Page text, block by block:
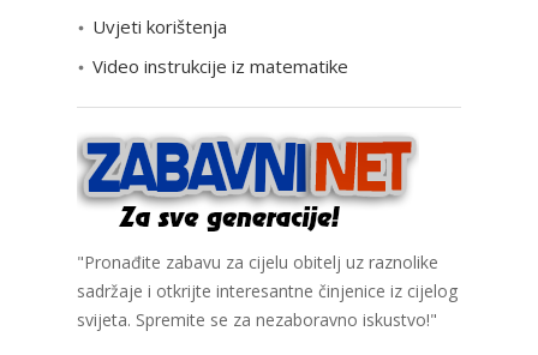
Uvjeti korištenja
Video instrukcije iz matematike
"Pronađite zabavu za cijelu obitelj uz raznolike
sadržaje i otkrijte interesantne činjenice iz cijelog
svijeta. Spremite se za nezaboravno iskustvo!"